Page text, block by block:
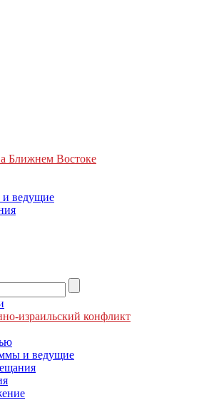
Ближнем Востоке
ведущие
израильский конфликт
и ведущие